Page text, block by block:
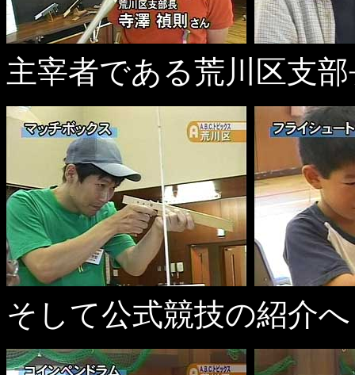
主宰者である荒川区支
そして公式競技の紹介